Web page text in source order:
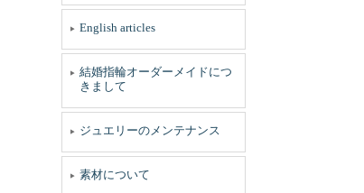
English articles
結婚指輪オーダーメイドにつ
きまして
ジュエリーのメンテナンス
素材について